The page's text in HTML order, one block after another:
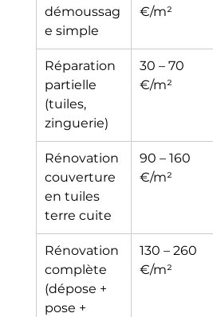
démoussag
e simple
€/m²
Réparation
partielle
(tuiles,
zinguerie)
30 – 70
€/m²
Rénovation
couverture
en tuiles
terre cuite
90 – 160
€/m²
Rénovation
complète
(dépose +
pose +
130 – 260
€/m²